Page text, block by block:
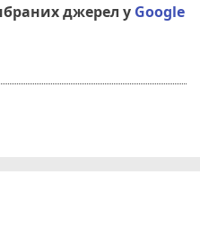
джерел у Google